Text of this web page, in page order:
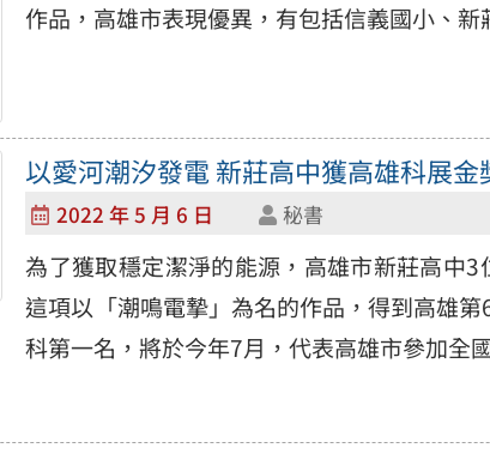
作品，高雄市表現優異，有包括信義國小、新
以愛河潮汐發電 新莊高中獲高雄科展金
2022 年 5 月 6 日 秘書
為了獲取穩定潔淨的能源，高雄市新莊高中3
這項以「潮鳴電摯」為名的作品，得到高雄
科第一名，將於今年7月，代表高雄市參加全